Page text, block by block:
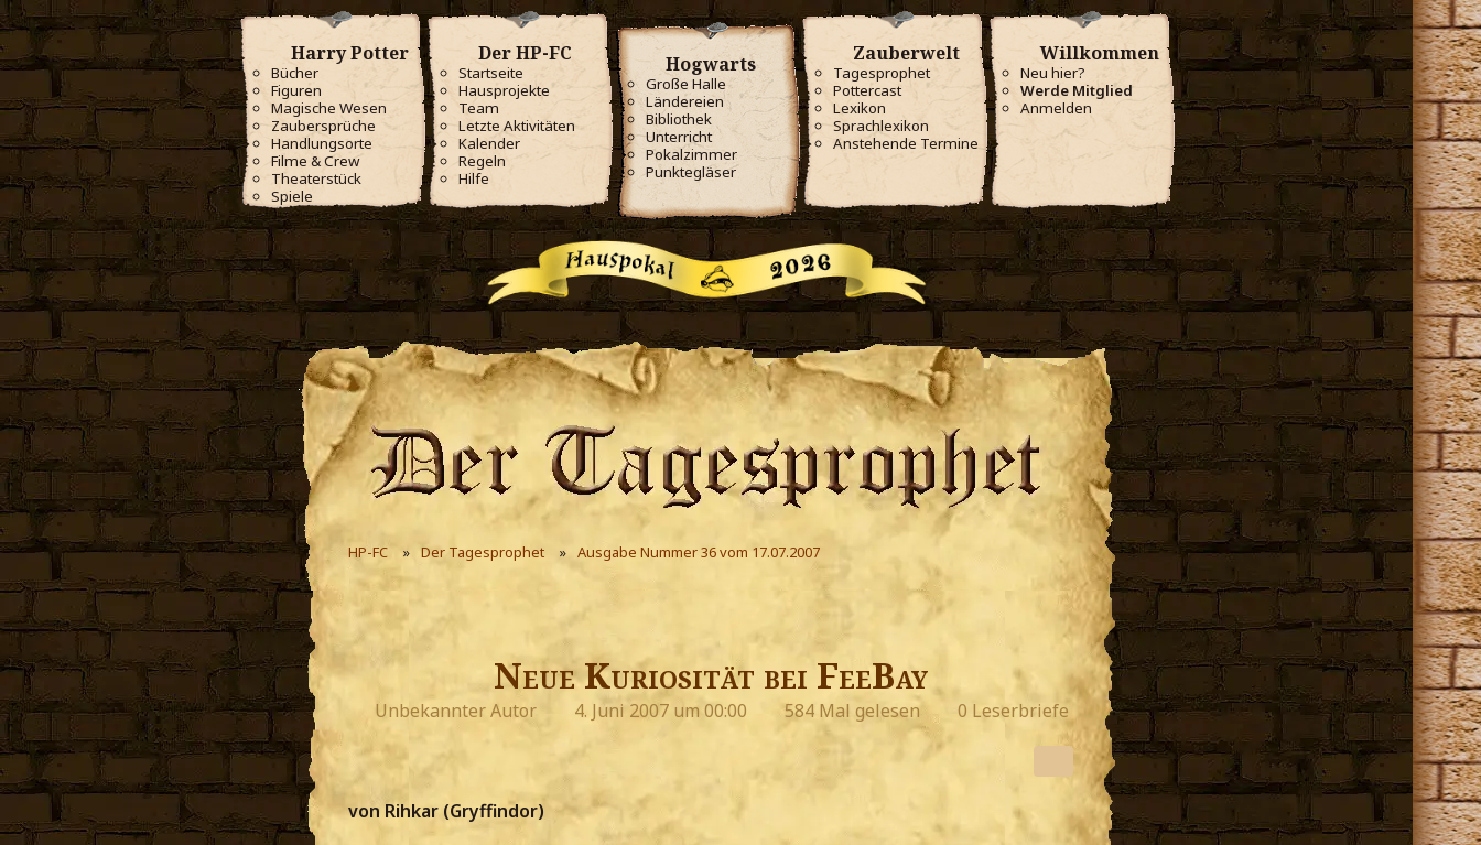
Harry Potter
Bücher
Figuren
Magische Wesen
Zaubersprüche
Handlungsorte
Filme & Crew
Theaterstück
Spiele
Der HP-FC
Startseite
Hausprojekte
Team
Letzte Aktivitäten
Kalender
Regeln
Hilfe
Hogwarts
Große Halle
Ländereien
Bibliothek
Unterricht
Pokalzimmer
Punktegläser
Zauberwelt
Tagesprophet
Pottercast
Lexikon
Sprachlexikon
Anstehende Termine
Willkommen
Neu hier?
Werde Mitglied
Anmelden
HP-FC Der Tagesprophet Ausgabe Nummer 36 vom 17.07.2007
Neue Kuriosität bei FeeBay
Unbekannter Autor 4. Juni 2007 um 00:00 584 Mal gelesen 0 Leserbriefe
von Rihkar (Gryffindor)